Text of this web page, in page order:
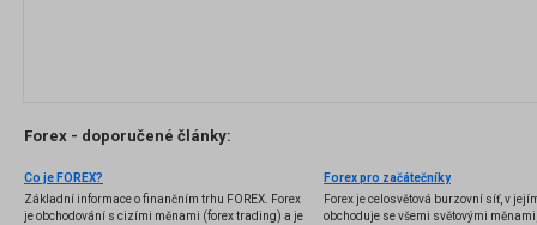
Forex - doporučené články:
Co je FOREX?
Základní informace o finančním trhu FOREX. Forex
je obchodování s cizími měnami (forex trading) a je
Forex pro začátečníky
Forex je celosvětová burzovní síť, v
obchoduje se všemi světovými